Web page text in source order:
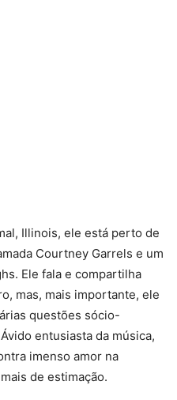
Illinois, ele está perto de
Courtney Garrels e um
Ele fala e compartilha
mas, mais importante, ele
questões sócio-
entusiasta da música,
imenso amor na
de estimação.